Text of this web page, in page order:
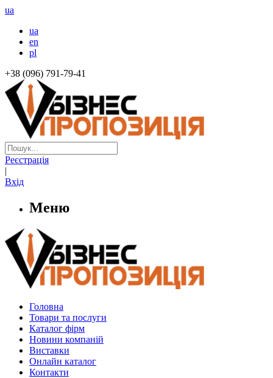
ua
ua
en
pl
+38 (096) 791-79-41
Реєстрація
|
Вхід
Меню
Головна
Товари та послуги
Каталог фірм
Новини компаній
Виставки
Онлайн каталог
Контакти